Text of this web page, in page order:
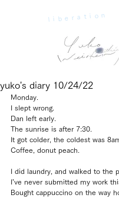
liberation
yuko's diary 10/24/22
Monday.
I slept wrong.
Dan left early.
The sunrise is after 7:30.
It got colder, the coldest was
Coffee, donut peach.
I did laundry, and walked to the
I’ve never submitted my work
Bought cappuccino on the way